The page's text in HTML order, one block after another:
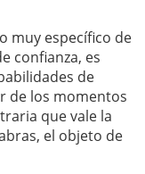
muy específico de
confianza, es
de
de los momentos
que vale la
el objeto de